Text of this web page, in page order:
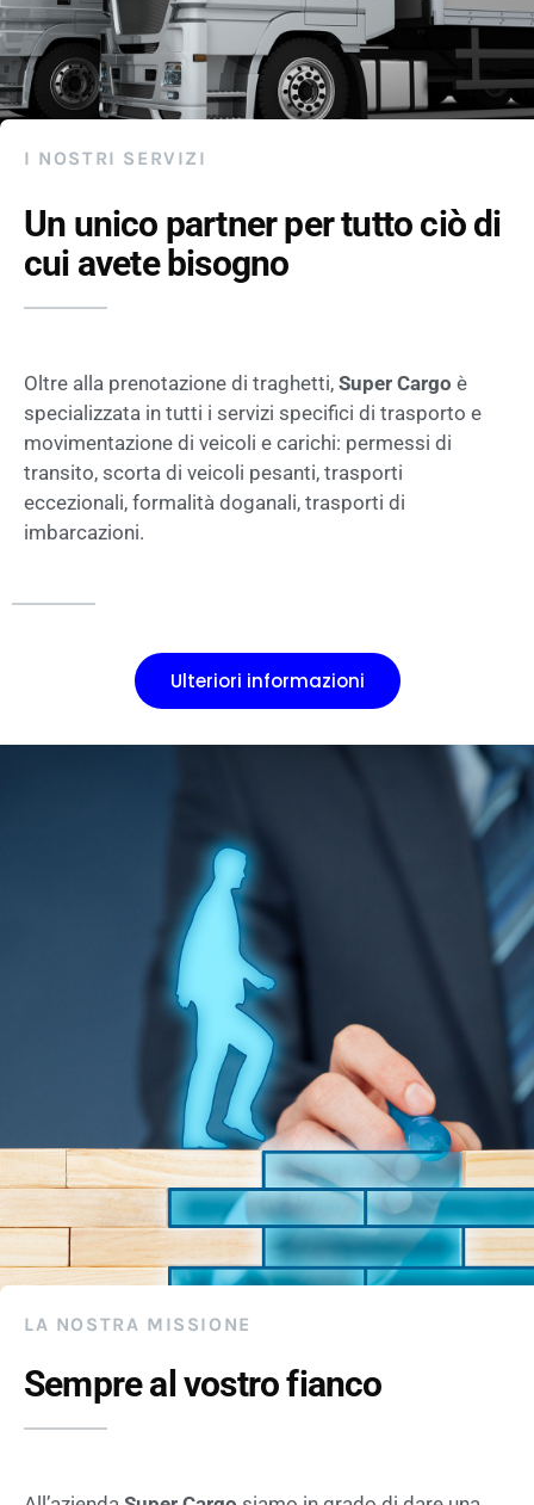
I NOSTRI SERVIZI
Un unico partner per tutto ciò di
cui avete bisogno
Oltre alla prenotazione di traghetti, Super Cargo è
specializzata in tutti i servizi specifici di trasporto e
movimentazione di veicoli e carichi: permessi di
transito, scorta di veicoli pesanti, trasporti
eccezionali, formalità doganali, trasporti di
imbarcazioni.
Ulteriori informazioni
LA NOSTRA MISSIONE
Sempre al vostro fianco